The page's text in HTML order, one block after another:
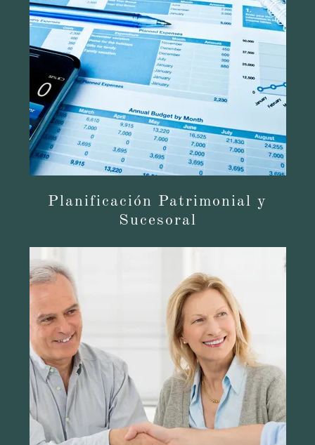
Planificación Patrimonial y
Sucesoral